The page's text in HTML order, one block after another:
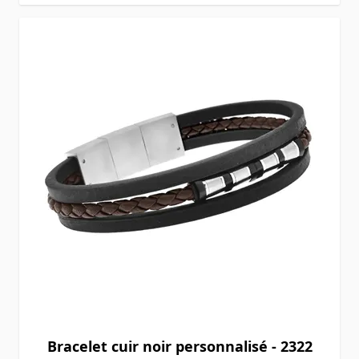
Bracelet cuir noir personnalisé - 2322